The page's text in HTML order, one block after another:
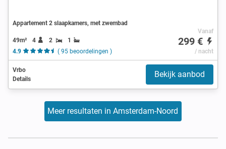
Appartement 2 slaapkamers, met zwembad
49m² 4 2
1
4.9
( 95 beoordelingen )
Vanaf
299 €
/ nacht
Vrbo
Details
Bekijk aanbod
Meer resultaten in Amsterdam-Noord